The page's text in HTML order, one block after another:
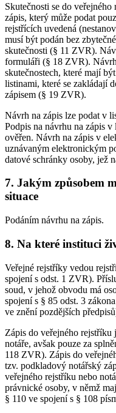
Skutečnosti se do
zápis, který může podat
rejstřících uvedená
musí být podán bez
skutečnosti (§ 11 ZVR).
formuláři (§ 18 ZVR).
skutečnostech, které mají
listinami, které se zakládají
zápisem (§ 19 ZVR).
Návrh na zápis lze podat v
Podpis na návrhu na zápis
ověřen. Návrh na zápis v
uznávaným elektronickým
datové schránky osoby, jež
7. Jakým způsobem
situace
Podáním návrhu na zápis.
8. Na které instituci
Veřejné rejstříky vedou
spojení s odst. 1 ZVR).
soud, v jehož obvodu má
spojení s § 85 odst. 3
ve znění pozdějších
Zápis do veřejného rejstříku
notáře, avšak pouze za
118 ZVR). Zápis do
tzv. podkladový notářský
veřejného rejstříku nebo
právnické osoby, v němž
§ 110 ve spojení s § 108